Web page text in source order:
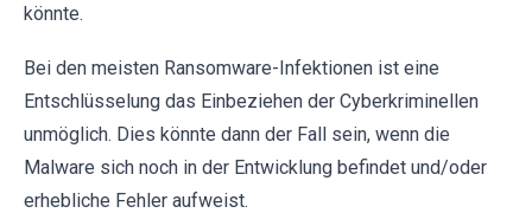
könnte.
Bei den meisten Ransomware-Infektionen ist eine
Entschlüsselung das Einbeziehen der Cyberkriminellen
unmöglich. Dies könnte dann der Fall sein, wenn die
Malware sich noch in der Entwicklung befindet und/oder
erhebliche Fehler aufweist.